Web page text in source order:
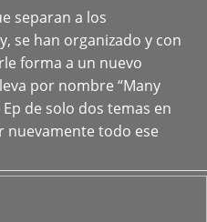
separan a los
se han organizado y con
forma a un nuevo
por nombre “Many
Ep de solo dos temas en
nuevamente todo ese